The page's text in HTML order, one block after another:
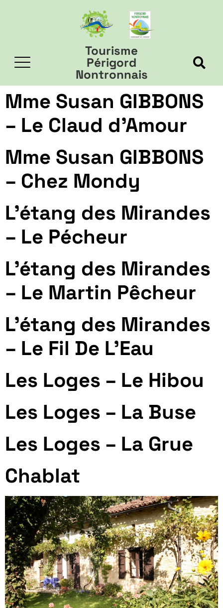
Tourisme
Périgord
Nontronnais
Mme Susan GIBBONS
– Le Claud d’Amour
Mme Susan GIBBONS
– Chez Mondy
L’étang des Mirandes
– Le Pécheur
L’étang des Mirandes
– Le Martin Pêcheur
L’étang des Mirandes
– Le Fil De L’Eau
Les Loges – Le Hibou
Les Loges – La Buse
Les Loges – La Grue
Chablat